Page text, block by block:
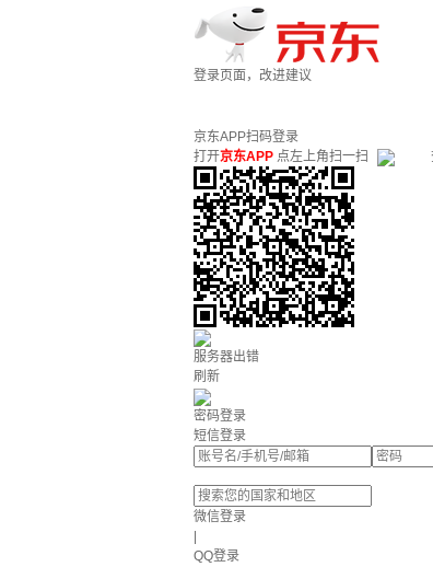
登录页面，改进建议
京东APP扫码登录
打开京东APP 点左上角扫一扫
服务器出错
刷新
密码登录
短信登录
微信登录
QQ登录